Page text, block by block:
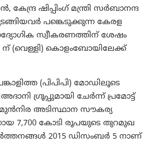
കേന്ദ്ര ഷിപ്പിംഗ് മന്ത്രി സർബാനന്ദ
പങ്കെടുക്കുന്ന കേരള
സ്വീകരണത്തിന് ശേഷം
(വെള്ളി) കൊളംബോയിലേക്ക്
(പിപിപി) മോഡിലൂടെ
ഗ്രൂപ്പുമായി ചേർന്ന് പ്രമോട്ട്
മുൻനിര അടിസ്ഥാന സൗകര്യ
7,700 കോടി രൂപയുടെ തുറമുഖ
2015 ഡിസംബർ 5 നാണ്